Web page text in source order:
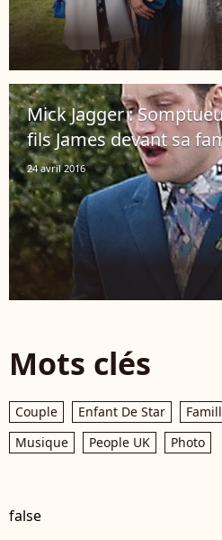
Mick Jagger :
fils James devant sa
24 avril 2016
Mots clés
Couple Enfant De Star
Musique
People UK Photo
false